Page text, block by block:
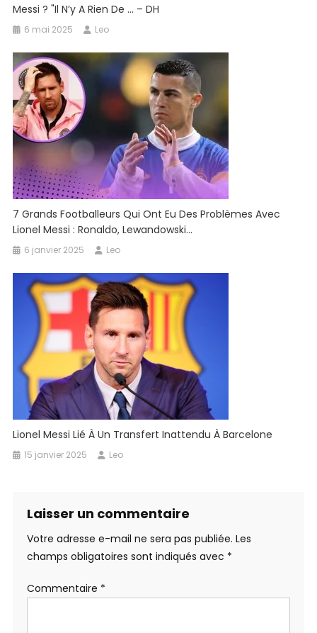
Messi ? "Il N’y A Rien De … – DH
6 mai 2025 Leo
7 Grands Footballeurs Qui Ont Eu Des Problèmes Avec
Lionel Messi : Ronaldo, Lewandowski…
6 janvier 2025 Leo
Lionel Messi Lié À Un Transfert Inattendu À Barcelone
15 janvier 2025 Leo
Laisser un commentaire
Votre adresse e-mail ne sera pas publiée. Les
champs obligatoires sont indiqués avec *
Commentaire *